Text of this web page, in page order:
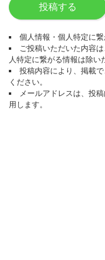
投稿する
個人情報・個人特定に繋
ご投稿いただいた内容
人特定に繋がる情報は除い
投稿内容により、掲載
ください。
メールアドレスは、投
用します。